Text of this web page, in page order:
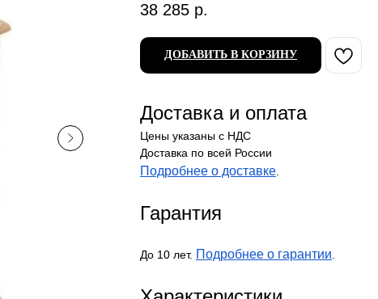
38 285 р.
ДОБАВИТЬ В КОРЗИНУ
Доставка и оплата
Цены указаны с НДС
Доставка по всей России
Подробнее о доставке.
Гарантия
До 10 лет. Подробнее о гарантии.